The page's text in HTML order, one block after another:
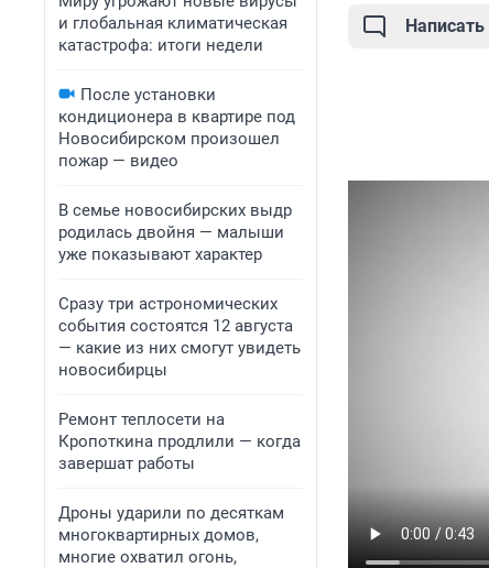
и глобальная климатическая
катастрофа: итоги недели
После установки
кондиционера в квартире под
Новосибирском произошел
пожар — видео
В семье новосибирских выдр
родилась двойня — малыши
уже показывают характер
Сразу три астрономических
события состоятся 12 августа
— какие из них смогут увидеть
новосибирцы
Ремонт теплосети на
Кропоткина продлили — когда
завершат работы
Дроны ударили по десяткам
многоквартирных домов,
многие охватил огонь,